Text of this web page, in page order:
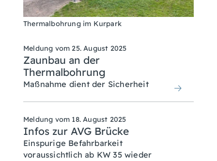
Thermalbohrung im Kurpark
Meldung vom 25. August 2025
Zaunbau an der
Thermalbohrung
Maßnahme dient der Sicherheit
Meldung vom 18. August 2025
Infos zur AVG Brücke
Einspurige Befahrbarkeit
voraussichtlich ab KW 35 wieder